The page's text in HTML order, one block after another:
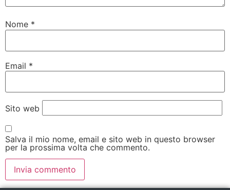
Nome *
Email *
Sito web
Salva il mio nome, email e sito web in questo browser
per la prossima volta che commento.